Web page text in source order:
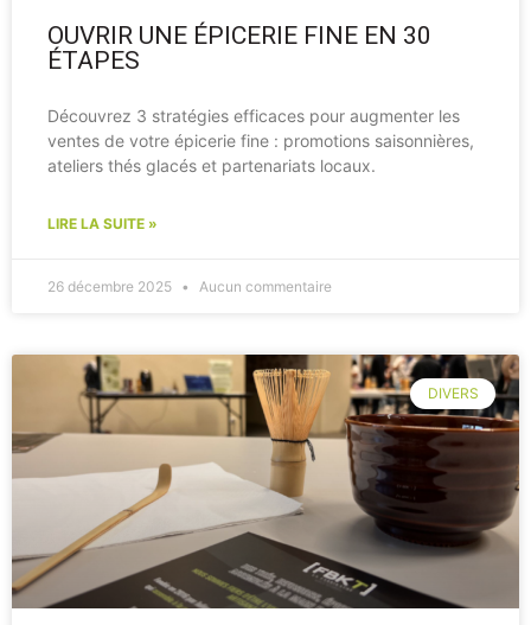
OUVRIR UNE ÉPICERIE FINE EN 30
ÉTAPES
Découvrez 3 stratégies efficaces pour augmenter les
ventes de votre épicerie fine : promotions saisonnières,
ateliers thés glacés et partenariats locaux.
LIRE LA SUITE »
26 décembre 2025 Aucun commentaire
DIVERS